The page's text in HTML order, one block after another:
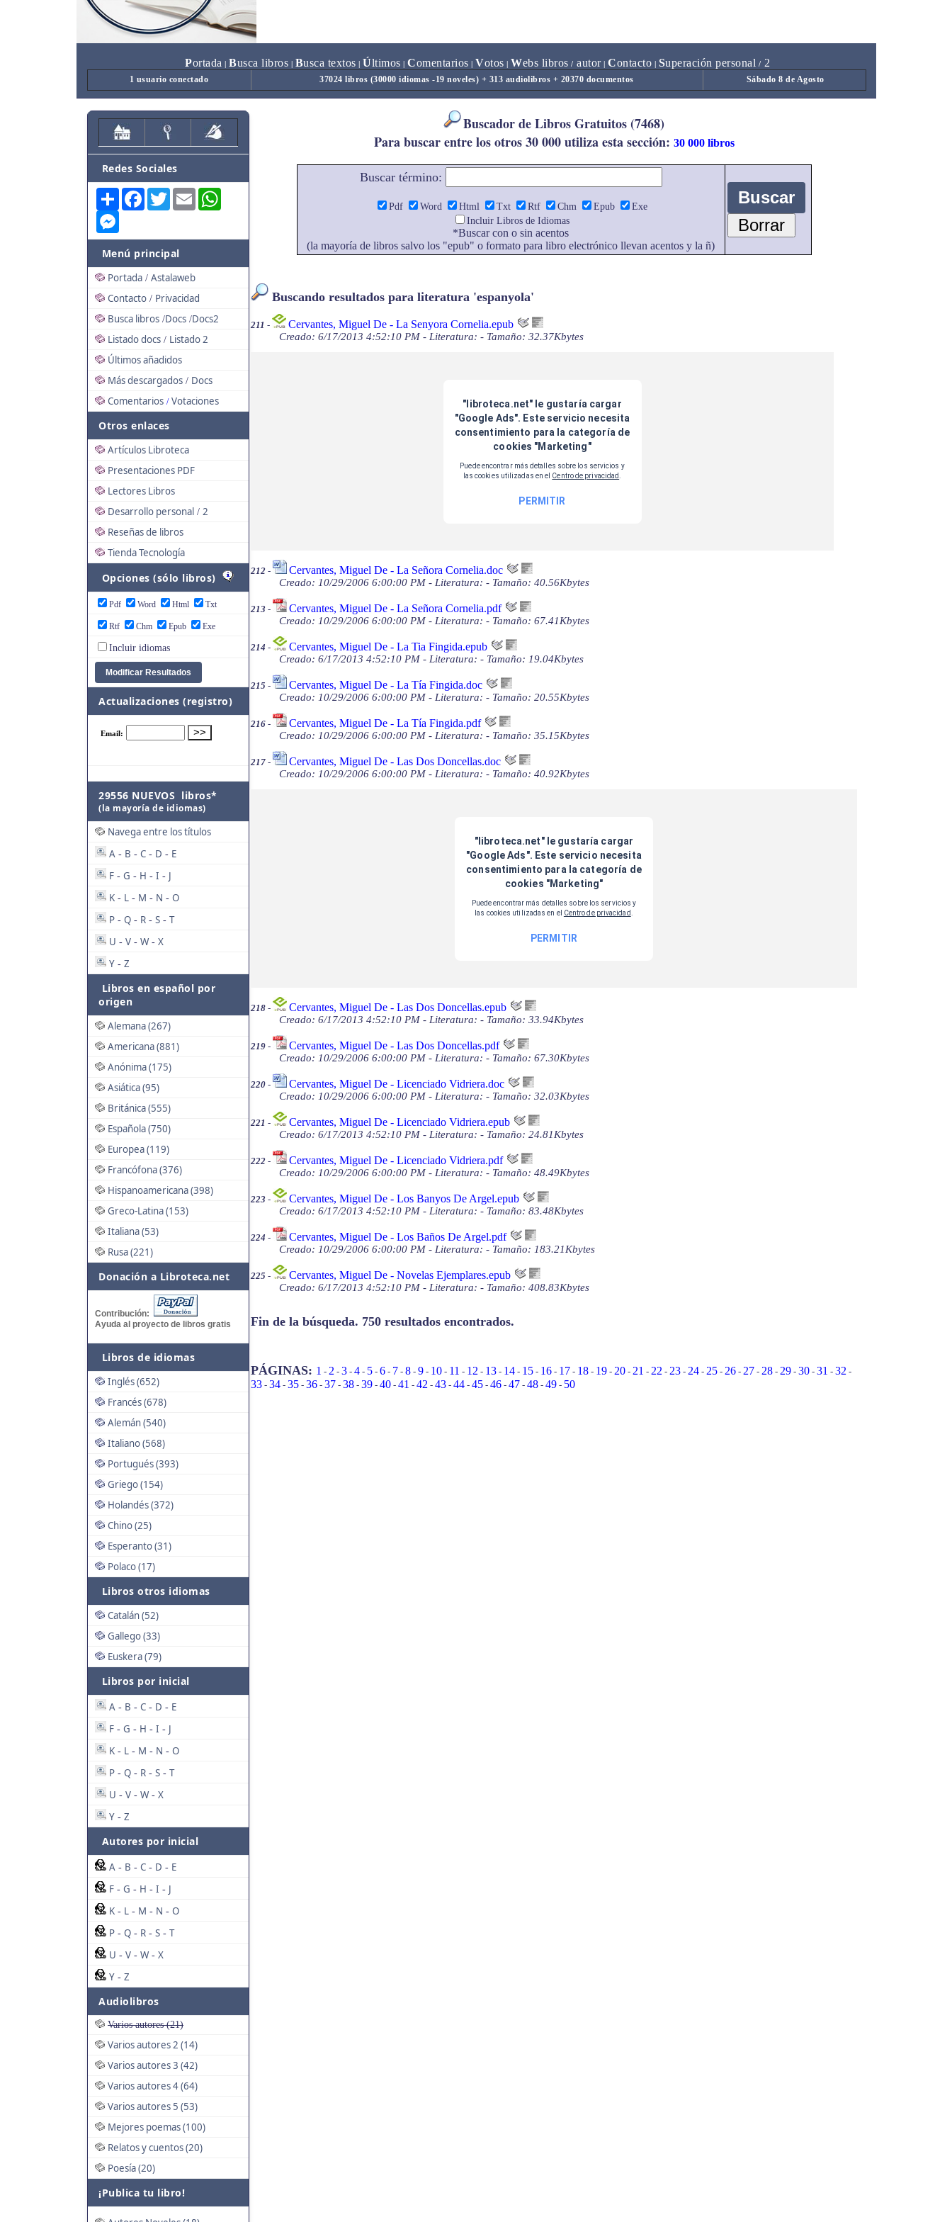
Portada Busca libros Busca textos Últimos |Comentarios Votos Webs libros / autor|Contacto Superación personal / 2
1 usuario conectado 37024 libros (30000 idiomas -19 noveles) + 313 audiolibros + 20370 documentos Sábado 8 de Agosto
Redes Sociales
Share FacebookTwitterEmail
Menú principal
Portada / Astalaweb
Contacto / Privacidad
Busca libros /Docs /Docs2
Listado docs / Listado 2
Últimos añadidos
Más descargados / Docs
Comentarios / Votaciones
Otros enlaces
Artículos Libroteca
Presentaciones PDF
Lectores Libros
Desarrollo personal / 2
Reseñas de libros
Tienda Tecnología
Opciones (sólo libros)
Pdf Word Html Txt
Rtf Chm Epub Exe
Incluir idiomas
Actualizaciones (registro)
29556 NUEVOS libros*
(la mayoría de idiomas)
Navega entre los títulos
A - B - C - D - E
F - G - H - I - J
K - L - M - N - O
P - Q - R - S - T
U - V - W - X
Y - Z
Libros en español por
origen
Alemana (267)
Americana (881)
Anónima (175)
Asiática (95)
Británica (555)
Española (750)
Europea (119)
Francófona (376)
Hispanoamericana (398)
Greco-Latina (153)
Italiana (53)
Rusa (221)
Donación a Libroteca.net
Contribución:
Ayuda al proyecto de libros gratis
Libros de idiomas
Inglés (652)
Francés (678)
Alemán (540)
Italiano (568)
Portugués (393)
Griego (154)
Holandés (372)
Chino (25)
Esperanto (31)
Polaco (17)
Libros otros idiomas
Catalán (52)
Gallego (33)
Euskera (79)
Libros por inicial
A - B - C - D - E
F - G - H - I - J
K - L - M - N - O
P - Q - R - S - T
U - V - W - X
Y - Z
Autores por inicial
A - B - C - D - E
F - G - H - I - J
K - L - M - N - O
P - Q - R - S - T
U - V - W - X
Y - Z
Audiolibros
Varios autores (21)
Varios autores 2 (14)
Varios autores 3 (42)
Varios autores 4 (64)
Varios autores 5 (53)
Mejores poemas (100)
Relatos y cuentos (20)
Poesía (20)
¡Publica tu libro!
Buscador de Libros Gratuitos (7468)
Para buscar entre los otros 30 000 utiliza esta sección: 30 000 libros
Buscar término:
Pdf Word Html Txt Rtf Chm Epub
Exe
Incluir Libros de Idiomas
*Buscar con o sin acentos
(la mayoría de libros salvo los "epub" o formato para libro electrónico llevan acentos y la ñ)
Buscando resultados para literatura 'espanyola'
211 - Cervantes, Miguel De - La Senyora Cornelia.epub
Creado: 6/17/2013 4:52:10 PM - Literatura: - Tamaño: 32.37Kbytes
212 - Cervantes, Miguel De - La Señora Cornelia.doc
Creado: 10/29/2006 6:00:00 PM - Literatura: - Tamaño: 40.56Kbytes
213 - Cervantes, Miguel De - La Señora Cornelia.pdf
Creado: 10/29/2006 6:00:00 PM - Literatura: - Tamaño: 67.41Kbytes
214 - Cervantes, Miguel De - La Tia Fingida.epub
Creado: 6/17/2013 4:52:10 PM - Literatura: - Tamaño: 19.04Kbytes
215 - Cervantes, Miguel De - La Tía Fingida.doc
Creado: 10/29/2006 6:00:00 PM - Literatura: - Tamaño: 20.55Kbytes
216 - Cervantes, Miguel De - La Tía Fingida.pdf
Creado: 10/29/2006 6:00:00 PM - Literatura: - Tamaño: 35.15Kbytes
217 - Cervantes, Miguel De - Las Dos Doncellas.doc
Creado: 10/29/2006 6:00:00 PM - Literatura: - Tamaño: 40.92Kbytes
218 - Cervantes, Miguel De - Las Dos Doncellas.epub
Creado: 6/17/2013 4:52:10 PM - Literatura: - Tamaño: 33.94Kbytes
219 - Cervantes, Miguel De - Las Dos Doncellas.pdf
Creado: 10/29/2006 6:00:00 PM - Literatura: - Tamaño: 67.30Kbytes
220 - Cervantes, Miguel De - Licenciado Vidriera.doc
Creado: 10/29/2006 6:00:00 PM - Literatura: - Tamaño: 32.03Kbytes
221 - Cervantes, Miguel De - Licenciado Vidriera.epub
Creado: 6/17/2013 4:52:10 PM - Literatura: - Tamaño: 24.81Kbytes
222 - Cervantes, Miguel De - Licenciado Vidriera.pdf
Creado: 10/29/2006 6:00:00 PM - Literatura: - Tamaño: 48.49Kbytes
223 - Cervantes, Miguel De - Los Banyos De Argel.epub
Creado: 6/17/2013 4:52:10 PM - Literatura: - Tamaño: 83.48Kbytes
224 - Cervantes, Miguel De - Los Baños De Argel.pdf
Creado: 10/29/2006 6:00:00 PM - Literatura: - Tamaño: 183.21Kbytes
225 - Cervantes, Miguel De - Novelas Ejemplares.epub
Creado: 6/17/2013 4:52:10 PM - Literatura: - Tamaño: 408.83Kbytes
Fin de la búsqueda. 750 resultados encontrados.
PÁGINAS: 1 - 2 - 3 - 4 - 5 - 6 - 7 - 8 - 9 - 10 - 11 - 12 - 13 - 14 - 15 - 16 - 17 - 18 - 19 - 20 - 21 - 22 - 23 - 24 - 25 - 26 - 27 - 28 - 29 - 30 - 31 - 32 -
33 - 34 - 35 - 36 - 37 - 38 - 39 - 40 - 41 - 42 - 43 - 44 - 45 - 46 - 47 - 48 - 49 - 50